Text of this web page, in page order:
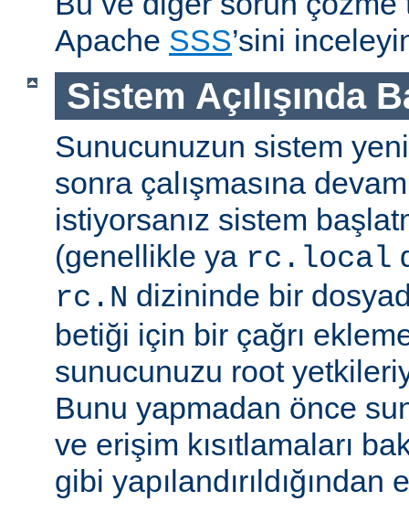
Apache SSS’sini
Sistem Açılışında
Sunucunuzun sistem
sonra çalışmasına
istiyorsanız sistem
(genellikle ya rc.local
rc.N dizininde bir
betiği için bir çağrı
sunucunuzu root
Bunu yapmadan önce
ve erişim kısıtlamaları
gibi